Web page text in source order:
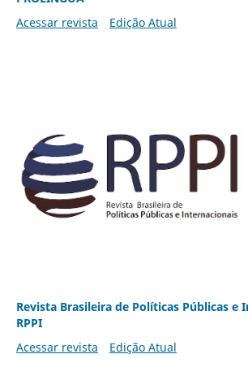
Acessar revista
Edição Atual
Revista Brasileira de Políticas Públicas e
RPPI
Acessar revista
Edição Atual